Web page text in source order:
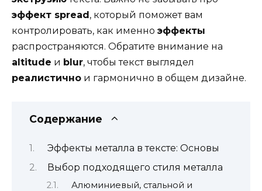
эффект spread , который поможет вам
контролировать, как именно эффекты
распространяются. Обратите внимание на
altitude и blur, чтобы текст выглядел
реалистично и гармонично в общем дизайне.
Содержание
Эффекты металла в тексте: Основы
Выбор подходящего стиля металла
Алюминиевый, стальной и